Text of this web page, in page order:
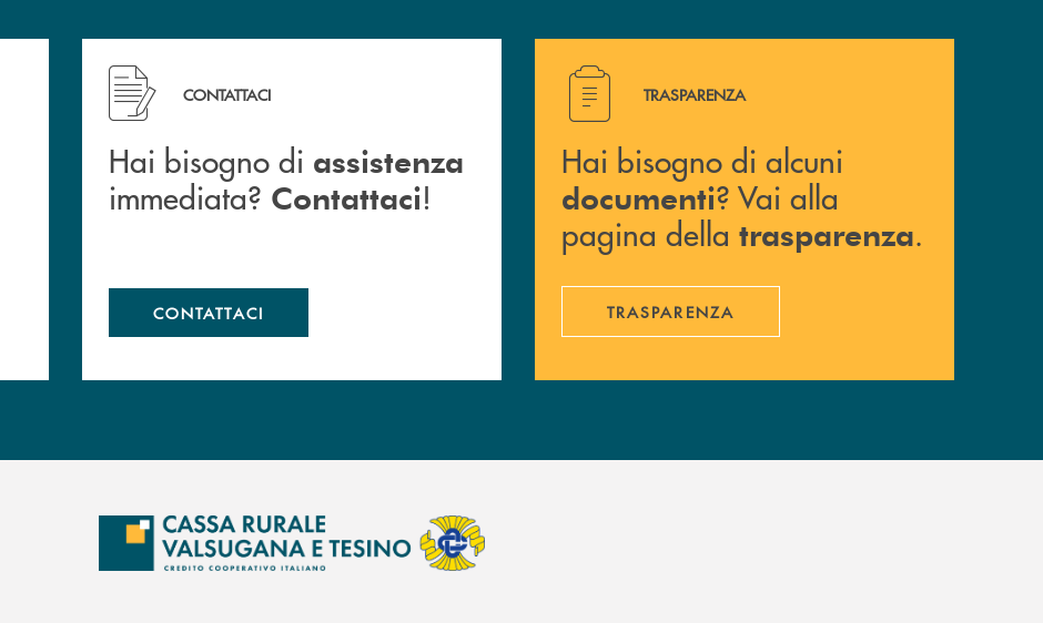
Hai bisogno di assistenza immediata? Contattaci !
CONTATTACI
Hai bisogno di assistenza
immediata? Contattaci!
CONTATTACI
Hai bisogno di alcuni documenti ? Vai alla pagina della
TRASPARENZA
Hai bisogno di alcuni
documenti? Vai alla
pagina della trasparenza.
TRASPARENZA